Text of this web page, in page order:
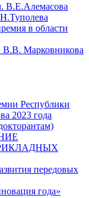
В.Е.Алемасова
в области
Марковникова
Республики
2023 года
передовых
года»